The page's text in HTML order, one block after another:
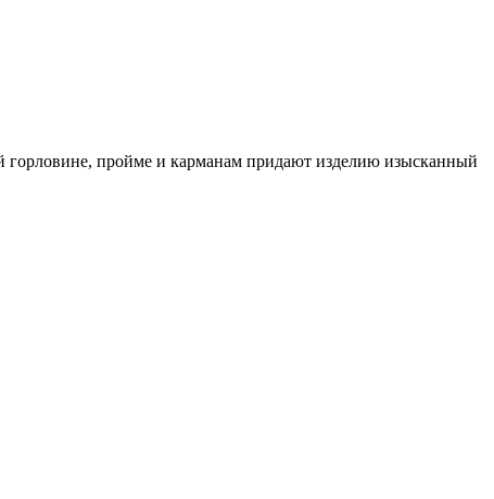
горловине, пройме и карманам придают изделию изысканный